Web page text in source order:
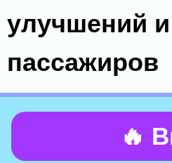
улучшений
пассажиров
🔥